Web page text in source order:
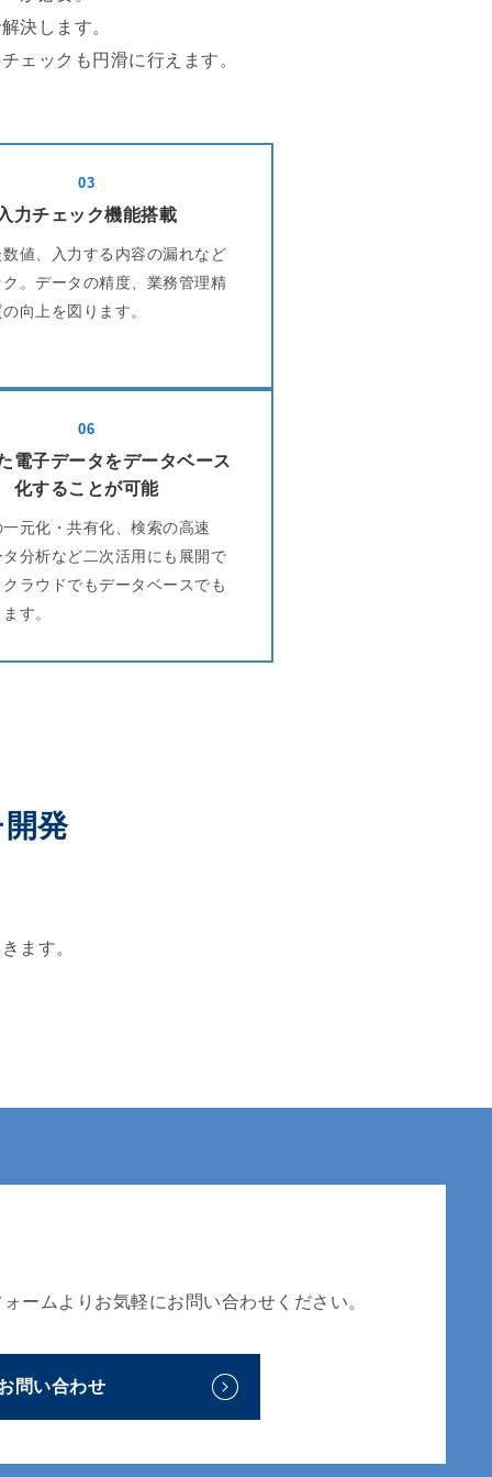
決します。
ェックも円滑に行えます。
03
入力チェック機能搭載
数値、入力する内容の漏れなど
ク。データの精度、業務管理精
向上を図ります。
06
電子データをデータベース
化することが可能
元化・共有化、検索の高速
分析など二次活用にも展開で
クラウドでもデータベースでも
す。
発
ます。
ームよりお気軽にお問い合わせください。
問い合わせ